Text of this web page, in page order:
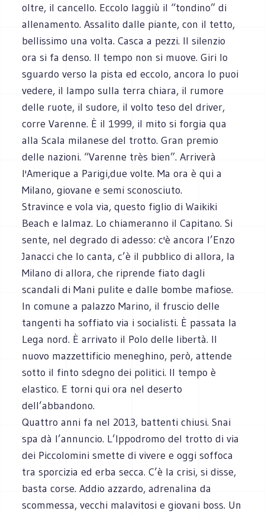
oltre, il cancello. Eccolo laggiù il “tondino” di
allenamento. Assalito dalle piante, con il tetto,
bellissimo una volta. Casca a pezzi. Il silenzio
ora si fa denso. Il tempo non si muove. Giri lo
sguardo verso la pista ed eccolo, ancora lo puoi
vedere, il lampo sulla terra chiara, il rumore
delle ruote, il sudore, il volto teso del driver,
corre Varenne. È il 1999, il mito si forgia qua
alla Scala milanese del trotto. Gran premio
delle nazioni. “Varenne très bien”. Arriverà
l'Amerique a Parigi,due volte. Ma ora è qui a
Milano, giovane e semi sconosciuto.
Stravince e vola via, questo figlio di Waikiki
Beach e Ialmaz. Lo chiameranno il Capitano. Si
sente, nel degrado di adesso: c'è ancora l’Enzo
Janacci che lo canta, c’è il pubblico di allora, la
Milano di allora, che riprende fiato dagli
scandali di Mani pulite e dalle bombe mafiose.
In comune a palazzo Marino, il fruscio delle
tangenti ha soffiato via i socialisti. È passata la
Lega nord. È arrivato il Polo delle libertà. Il
nuovo mazzettificio meneghino, però, attende
sotto il finto sdegno dei politici. Il tempo è
elastico. E torni qui ora nel deserto
dell’abbandono.
Quattro anni fa nel 2013, battenti chiusi. Snai
spa dà l’annuncio. L’Ippodromo del trotto di via
dei Piccolomini smette di vivere e oggi soffoca
tra sporcizia ed erba secca. C’è la crisi, si disse,
basta corse. Addio azzardo, adrenalina da
scommessa, vecchi malavitosi e giovani boss. Un